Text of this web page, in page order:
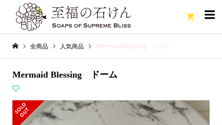

全商品 人気商品 Mermaid Blessing ドーム
Mermaid Blessing ドーム
S
O
L
D
O
U
T